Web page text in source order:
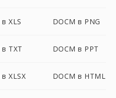
XLS DOCM в PNG
TXT DOCM в PPT
XLSX DOCM в HTML